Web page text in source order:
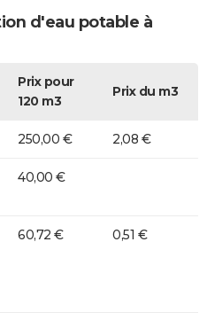
d'eau potable à
Prix pour
120 m3
Prix du m3
250,00 € 2,08 €
40,00 €
60,72 € 0,51 €